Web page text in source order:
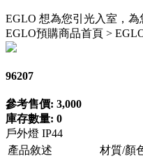
EGLO 想為您引光入室，為
EGLO預購商品首頁 >
96207
參考售價: 3,000
庫存數量: 0
戶外燈 IP44
產品敘述
材質/顏